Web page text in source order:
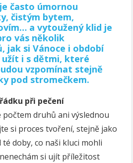
často úmornou
čistým bytem,
a vytoužený klid je
vás několik
jak si Vánoce i období
i s dětmi, které
vzpomínat stejně
pod stromečkem.
při pečení
počtem druhů ani výslednou
si proces tvoření, stejně jako
té doby, co naši kluci mohli
si ujít příležitost